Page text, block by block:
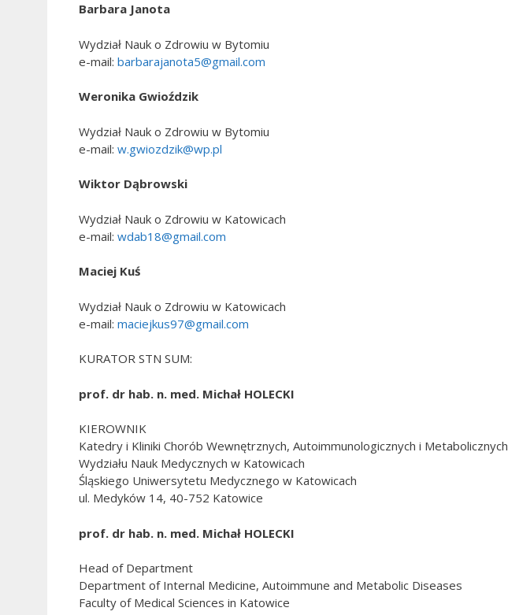
Barbara Janota
Wydział Nauk o Zdrowiu w Bytomiu
e-mail: barbarajanota5@gmail.com
Weronika Gwioździk
Wydział Nauk o Zdrowiu w Bytomiu
e-mail: w.gwiozdzik@wp.pl
Wiktor Dąbrowski
Wydział Nauk o Zdrowiu w Katowicach
e-mail: wdab18@gmail.com
Maciej Kuś
Wydział Nauk o Zdrowiu w Katowicach
e-mail: maciejkus97@gmail.com
KURATOR STN SUM:
prof. dr hab. n. med. Michał HOLECKI
KIEROWNIK
Katedry i Kliniki Chorób Wewnętrznych, Autoimmunologicznych i Metabolicznych
Wydziału Nauk Medycznych w Katowicach
Śląskiego Uniwersytetu Medycznego w Katowicach
ul. Medyków 14, 40-752 Katowice
prof. dr hab. n. med. Michał HOLECKI
Head of Department
Department of Internal Medicine, Autoimmune and Metabolic Diseases
Faculty of Medical Sciences in Katowice